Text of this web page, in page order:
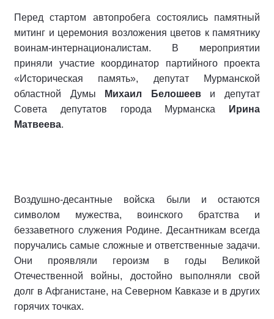
Перед стартом автопробега состоялись памятный
митинг и церемония возложения цветов к памятнику
воинам-интернационалистам. В мероприятии
приняли участие координатор партийного проекта
«Историческая память», депутат Мурманской
областной Думы
Михаил Белошееви депутат
Совета депутатов города Мурманска
Ирина
Матвеева.
Воздушно-десантные войска были и остаются
символом мужества, воинского братства и
беззаветного служения Родине. Десантникам всегда
поручались самые сложные и ответственные задачи.
Они проявляли героизм в годы Великой
Отечественной войны, достойно выполняли свой
долг в Афганистане, на Северном Кавказе и в других
горячих точках.